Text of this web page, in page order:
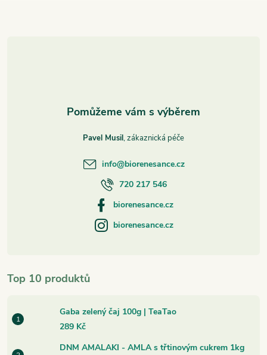
Top 10 produktů
Gaba zelený čaj 100g | TeaTao
289 Kč
DNM AMALAKI - AMLA s třtinovým cukrem 1kg
Pavel Musil
info@biorenesance.cz
720 217 546
biorenesance.cz
biorenesance.cz